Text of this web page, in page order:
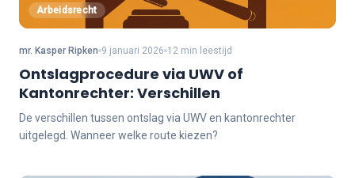
Arbeidsrecht
mr. Kasper Ripken 9 januari 2026 12 min leestijd
Ontslagprocedure via UWV of
Kantonrechter: Verschillen
De verschillen tussen ontslag via UWV en kantonrechter
uitgelegd. Wanneer welke route kiezen?